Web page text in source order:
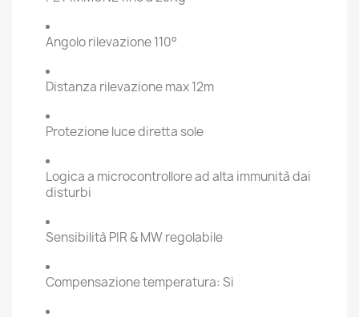
Angolo rilevazione 110°
Distanza rilevazione max 12m
Protezione luce diretta sole
Logica a microcontrollore ad alta immunità dai
disturbi
Sensibilità PIR & MW regolabile
Compensazione temperatura: Si